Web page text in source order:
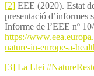
[2] EEE (2020). Estat
presentació d’informes
Informe de l’EEE nº
https://
nature-in-europe-a-
[3] La Llei